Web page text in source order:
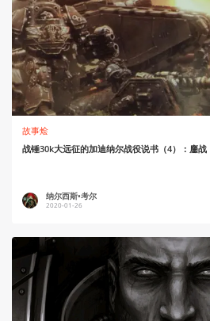
故事烩
战锤30k大远征的加迪纳尔战役说书（4）：鏖战
纳尔西斯•考尔
2020-01-26